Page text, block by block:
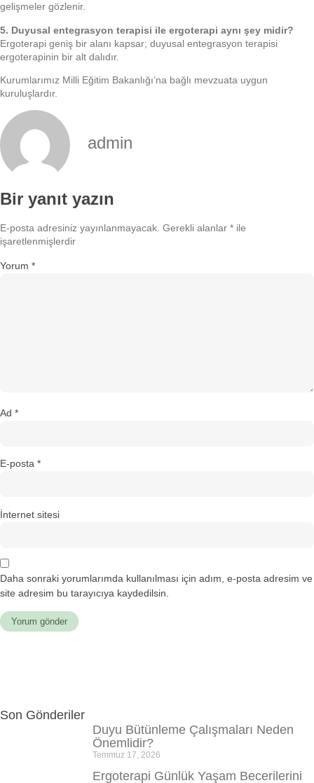
gelişmeler gözlenir.
5. Duyusal entegrasyon terapisi ile ergoterapi aynı şey midir?
Ergoterapi geniş bir alanı kapsar; duyusal entegrasyon terapisi
ergoterapinin bir alt dalıdır.
Kurumlarımız Milli Eğitim Bakanlığı’na bağlı mevzuata uygun
kuruluşlardır.
admin
Bir yanıt yazın
E-posta adresiniz yayınlanmayacak. Gerekli alanlar * ile
işaretlenmişlerdir
Yorum *
Ad *
E-posta *
İnternet sitesi
Daha sonraki yorumlarımda kullanılması için adım, e-posta adresim ve
site adresim bu tarayıcıya kaydedilsin.
Son Gönderiler
Duyu Bütünleme Çalışmaları Neden
Önemlidir?
Temmuz 17, 2026
Ergoterapi Günlük Yaşam Becerilerini